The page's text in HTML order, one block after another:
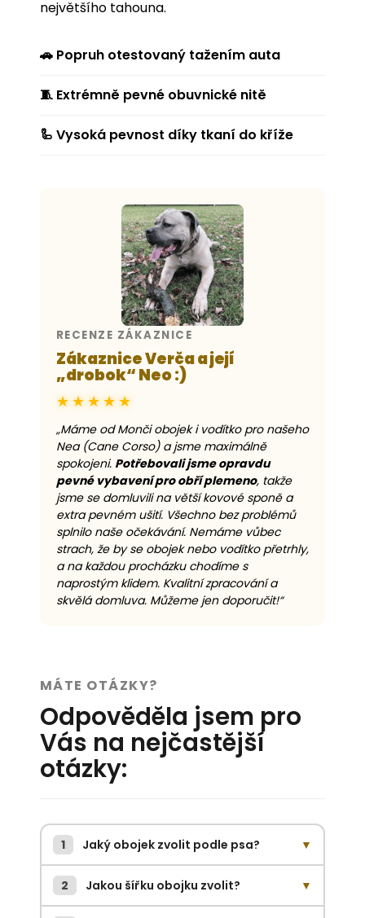
největšího tahouna.
🚗 Popruh otestovaný tažením auta
🧵 Extrémně pevné obuvnické nitě
🦾 Vysoká pevnost díky tkaní do kříže
RECENZE ZÁKAZNICE
Zákaznice Verča a její
„drobok“ Neo :)
★★★★★
„Máme od Monči obojek i vodítko pro našeho
Nea (Cane Corso) a jsme maximálně
spokojeni. Potřebovali jsme opravdu
pevné vybavení pro obří plemeno, takže
jsme se domluvili na větší kovové sponě a
extra pevném ušití. Všechno bez problémů
splnilo naše očekávání. Nemáme vůbec
strach, že by se obojek nebo vodítko přetrhly,
a na každou procházku chodíme s
naprostým klidem. Kvalitní zpracování a
skvělá domluva. Můžeme jen doporučit!“
MÁTE OTÁZKY?
Odpověděla jsem pro
Vás na nejčastější
otázky:
1 Jaký obojek zvolit podle psa? ▼
2 Jakou šířku obojku zvolit? ▼